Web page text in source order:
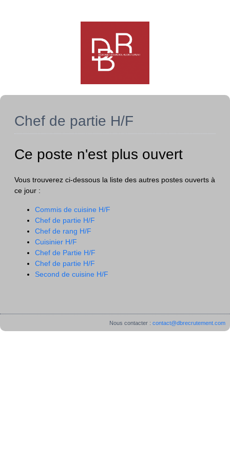
Chef de partie H/F
Ce poste n'est plus ouvert
Vous trouverez ci-dessous la liste des autres postes ouverts à
ce jour :
Commis de cuisine H/F
Chef de partie H/F
Chef de rang H/F
Cuisinier H/F
Chef de Partie H/F
Chef de partie H/F
Second de cuisine H/F
Nous contacter :contact@dbrecrutement.com